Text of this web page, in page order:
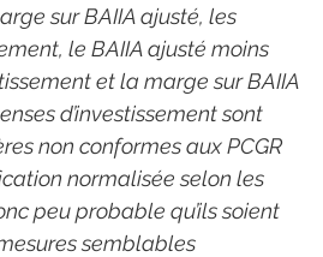
sur BAIIA ajusté, les
le BAIIA ajusté moins
et la marge sur BAIIA
d’investissement sont
non conformes aux PCGR
normalisée selon les
peu probable qu’ils soient
semblables